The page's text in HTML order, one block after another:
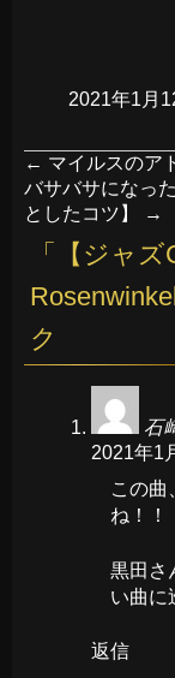
2021年1月
← マイルスのア
バサバサになっ
としたコツ】
→
「
【ジャ
ク
石
2021年1
この曲
ね！！
黒田さ
い曲に
返信